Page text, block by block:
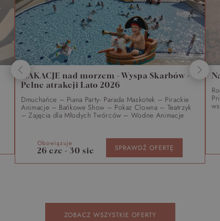
WAKACJE nad morzem - Wyspa Skarbów -
Pełne atrakcji Lato 2026
Dmuchańce – Piana Party- Parada Maskotek – Pirackie
Animacje – Bańkowe Show – Pokaz Clowna – Teatrzyk
– Zajęcia dla Młodych Twórców – Wodne Animacje
26 cze - 30 sie
Obowiązuje SPRAWDŹ OFERTĘ
ZOBACZ WSZYSTKIE OFERTY